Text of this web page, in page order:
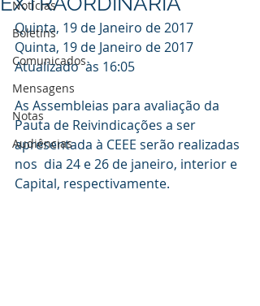
Notícias
Boletins
Comunicados
Mensagens
Notas
Audiências
Quinta, 19 de Janeiro de 2017
Quinta, 19 de Janeiro de 2017
Atualizado  às 16:05
As Assembleias para avaliação da
Pauta de Reivindicações a ser
apresentada à CEEE serão realizadas
nos  dia 24 e 26 de janeiro, interior e
Capital, respectivamente.